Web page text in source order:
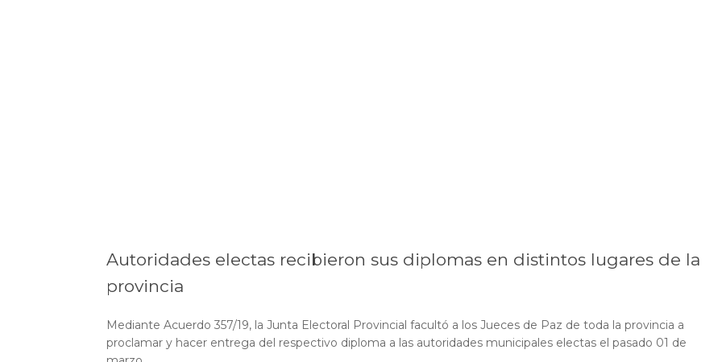
Autoridades electas recibieron sus diplomas en distintos lugares de la
provincia
Mediante Acuerdo 357/19, la Junta Electoral Provincial facultó a los Jueces de Paz de toda la provincia a
proclamar y hacer entrega del respectivo diploma a las autoridades municipales electas el pasado 01 de